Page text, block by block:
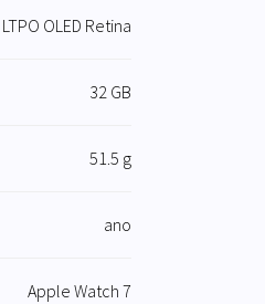
LTPO OLED Retina
32 GB
51.5 g
ano
Apple Watch 7